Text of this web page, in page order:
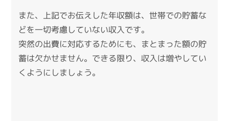
また、上記でお伝えした年収額は、世帯での貯蓄な
どを一切考慮していない収入です。
突然の出費に対応するためにも、まとまった額の貯
蓄は欠かせません。できる限り、収入は増やしてい
くようにしましょう。